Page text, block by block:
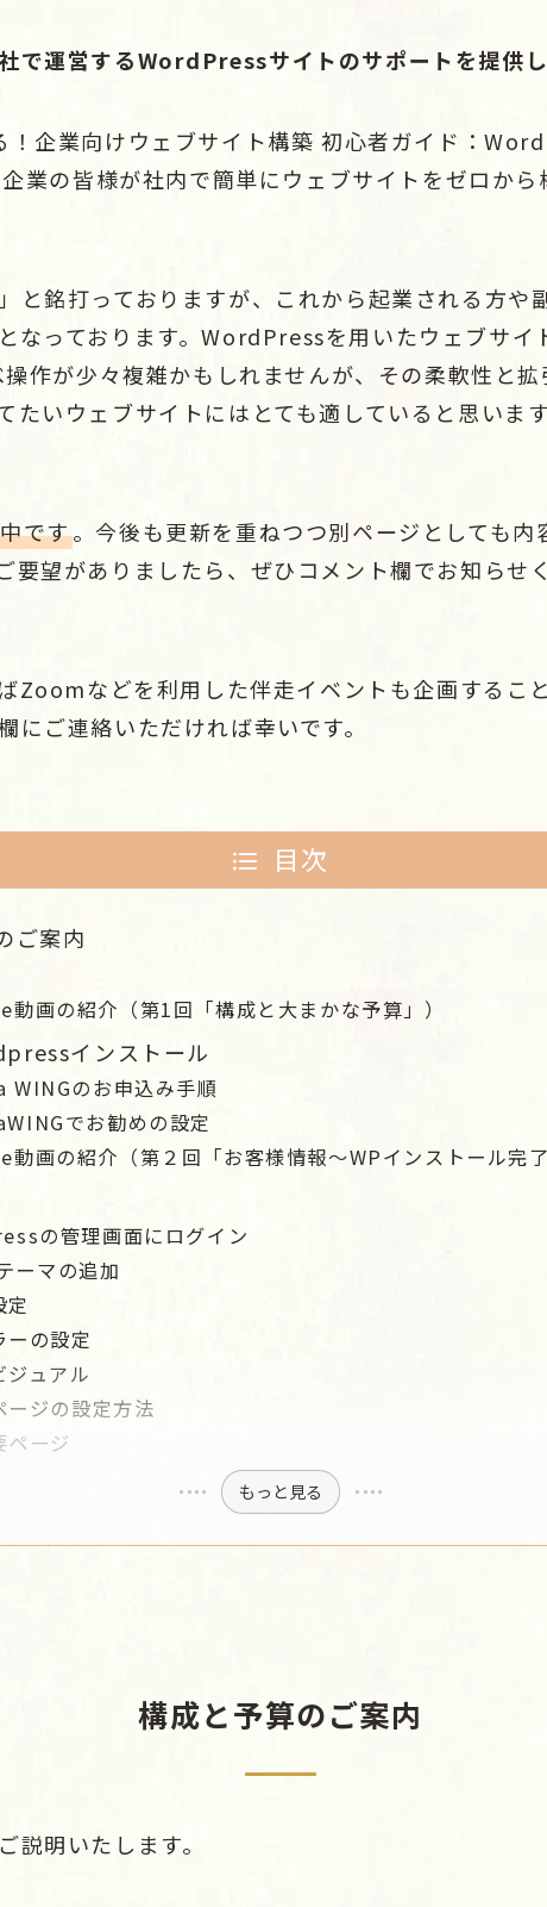
で運営するWordPressサイトのサポートを提供
！企業向けウェブサイト構築 初心者ガイド：
業の皆様が社内で簡単にウェブサイトをゼロか
と銘打っておりますが、これから起業される方や
なっております。WordPressを用いたウェブサイ
作が少々複雑かもしれませんが、その柔軟性と
たいウェブサイトにはとても適していると思いま
です。今後も更新を重ねつつ別ページとしても
要望がありましたら、ぜひコメント欄でお知らせ
Zoomなどを利用した伴走イベントも企画するこ
にご連絡いただければ幸いです。
目次
ご案内
動画の紹介（第1回「構成と大まかな予算」）
インストール
WINGのお申込み手順
でお勧めの設定
動画の紹介（第２回「お客様情報～WPインストール完
の管理画面にログイン
ーマの追加
定
ーの設定
ジュアル
ージの設定方法
ページ
もっと見る
構成と予算のご案内
説明いたします。